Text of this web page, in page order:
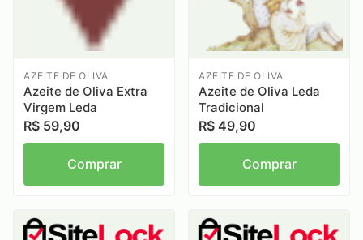
AZEITE DE OLIVA
Azeite de Oliva Extra
Virgem Leda
R$ 59,90
Comprar
AZEITE DE OLIVA
Azeite de Oliva Leda
Tradicional
R$ 49,90
Comprar